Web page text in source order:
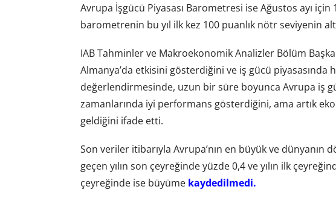
Avrupa İşgücü Piyasası Barometresi ise Ağustos ayı
barometrenin bu yıl ilk kez 100 puanlık nötr seviyenin
IAB Tahminler ve Makroekonomik Analizler Bölüm
Almanya’da etkisini gösterdiğini ve iş gücü
değerlendirmesinde, uzun bir süre boyunca Avrupa iş
zamanlarında iyi performans gösterdiğini, ama artık
geldiğini ifade etti.
Son veriler itibarıyla Avrupa’nın en büyük ve dünyanın
geçen yılın son çeyreğinde yüzde 0,4 ve yılın ilk
çeyreğinde ise büyüme kaydedilmedi.